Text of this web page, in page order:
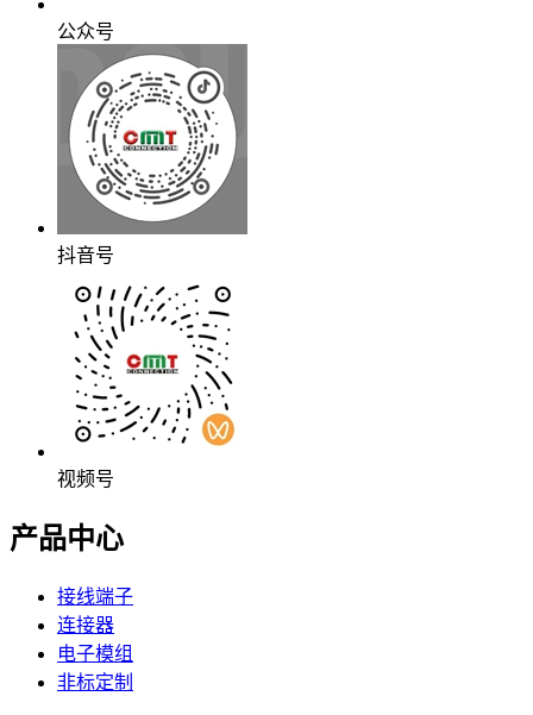
公众号
抖音号
视频号
产品中心
接线端子
连接器
电子模组
非标定制